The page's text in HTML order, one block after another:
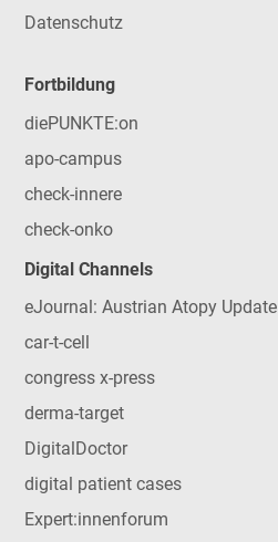
Datenschutz
Fortbildung
diePUNKTE:on
apo-campus
check-innere
check-onko
Digital Channels
eJournal: Austrian Atopy Update
car-t-cell
congress x-press
derma-target
DigitalDoctor
digital patient cases
Expert:innenforum